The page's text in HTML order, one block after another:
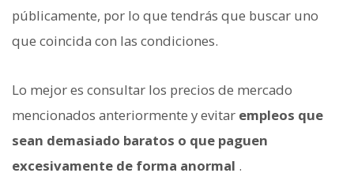
públicamente, por lo que tendrás que buscar uno
que coincida con las condiciones.
Lo mejor es consultar los precios de mercado
mencionados anteriormente y evitar empleos que
sean demasiado baratos o que paguen
excesivamente de forma anormal .